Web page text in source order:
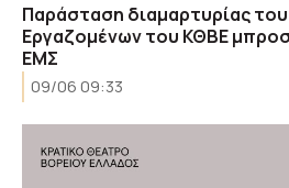
Παράσταση διαμαρτυρίας
Εργαζομένων του ΚΘΒΕ
ΕΜΣ
09/06 09:33